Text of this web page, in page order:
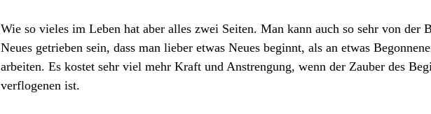
Wie so vieles im Leben hat aber alles zwei Seiten. Man kann auch so sehr von der
Neues getrieben sein, dass man lieber etwas Neues beginnt, als an etwas
arbeiten. Es kostet sehr viel mehr Kraft und Anstrengung, wenn der Zauber des
verflogenen ist.